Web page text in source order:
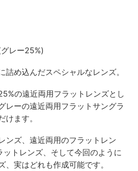
レー25%)
詰め込んだスペシャルなレンズ。
の遠近両用フラットレンズとし
レーの遠近両用フラットサングラ
けます。
ンズ、遠近両用のフラットレン
トレンズ、そして今回のように
、実はどれも作成可能です。